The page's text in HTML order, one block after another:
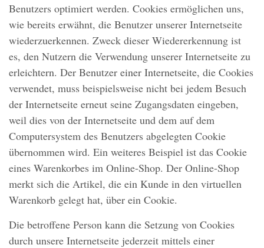
Benutzers optimiert werden. Cookies ermöglichen uns,
wie bereits erwähnt, die Benutzer unserer Internetseite
wiederzuerkennen. Zweck dieser Wiedererkennung ist
es, den Nutzern die Verwendung unserer Internetseite zu
erleichtern. Der Benutzer einer Internetseite, die Cookies
verwendet, muss beispielsweise nicht bei jedem Besuch
der Internetseite erneut seine Zugangsdaten eingeben,
weil dies von der Internetseite und dem auf dem
Computersystem des Benutzers abgelegten Cookie
übernommen wird. Ein weiteres Beispiel ist das Cookie
eines Warenkorbes im Online-Shop. Der Online-Shop
merkt sich die Artikel, die ein Kunde in den virtuellen
Warenkorb gelegt hat, über ein Cookie.
Die betroffene Person kann die Setzung von Cookies
durch unsere Internetseite jederzeit mittels einer